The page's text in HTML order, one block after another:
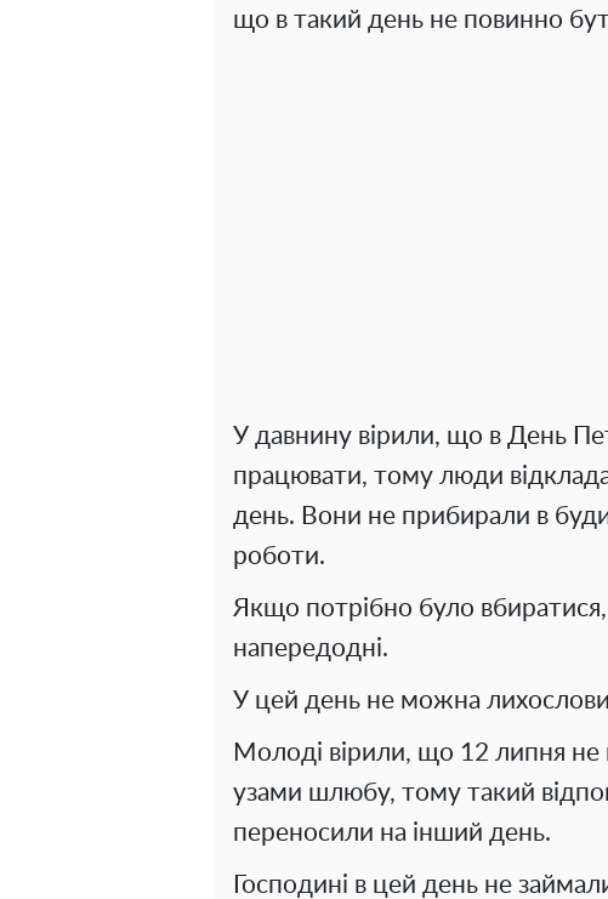
що в такий день не повинно
У давнину вірили, що в День
працювати, тому люди
день. Вони не прибирали в
роботи.
Якщо потрібно було
напередодні.
У цей день не можна
Молоді вірили, що 12 липня
узами шлюбу, тому такий
переносили на інший день.
Господині в цей день не